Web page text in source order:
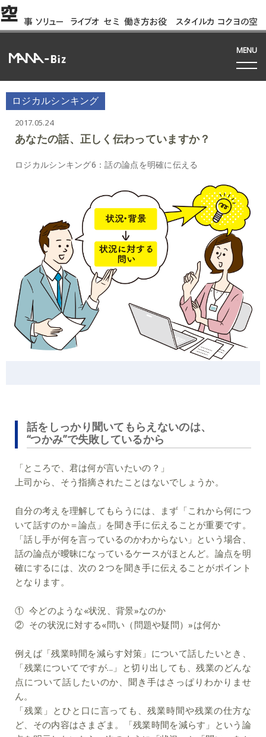
空 事
例
ソリュー
ション
ライブオ
フィス
セミ
ナー
働き方お役
立ち資料
スタイルカ
タログ
コクヨの空
間って!?
MENU
ロジカルシンキング
2017.05.24
あなたの話、正しく伝わっていますか？
ロジカルシンキング6：話の論点を明確に伝える
話をしっかり聞いてもらえないのは、
“つかみ”で失敗しているから
「ところで、君は何が言いたいの？」
上司から、そう指摘されたことはないでしょうか。
自分の考えを理解してもらうには、まず「これから何につ
いて話すのか＝論点」を聞き手に伝えることが重要です。
「話し手が何を言っているのかわからない」という場合、
話の論点が曖昧になっているケースがほとんど。論点を明
確にするには、次の２つを聞き手に伝えることがポイント
となります。
① 今どのような«状況、背景»なのか
② その状況に対する«問い（問題や疑問）»は何か
例えば「残業時間を減らす対策」について話したいとき、
「残業についてですが...」と切り出しても、残業のどんな
点について話したいのか、聞き手はさっぱりわかりませ
ん。
「残業」とひと口に言っても、残業時間や残業の仕方な
ど、その内容はさまざま。「残業時間を減らす」という論